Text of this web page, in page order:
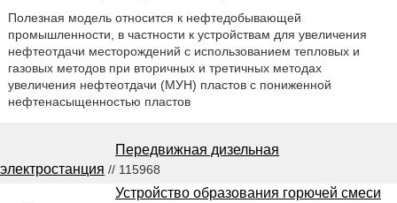
Полезная модель относится к нефтедобывающей
промышленности, в частности к устройствам для увеличения
нефтеотдачи месторождений с использованием тепловых и
газовых методов при вторичных и третичных методах
увеличения нефтеотдачи (МУН) пластов с пониженной
нефтенасыщенностью пластов
Передвижная дизельная
электростанция // 115968
Устройство образования горючей смеси